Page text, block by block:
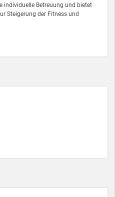
individuelle Betreuung und bietet
Steigerung der Fitness und